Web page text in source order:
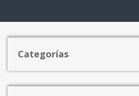
Categorías